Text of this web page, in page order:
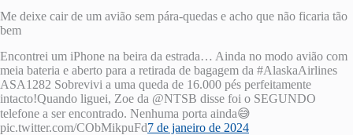
Me deixe cair de um avião sem pára-quedas e acho que não ficaria tão
bem
Encontrei um iPhone na beira da estrada… Ainda no modo avião com
meia bateria e aberto para a retirada de bagagem da #AlaskaAirlines
ASA1282 Sobrevivi a uma queda de 16.000 pés perfeitamente
intacto!Quando liguei, Zoe da @NTSB disse foi o SEGUNDO
telefone a ser encontrado. Nenhuma porta ainda😅
pic.twitter.com/CObMikpuFd7 de janeiro de 2024